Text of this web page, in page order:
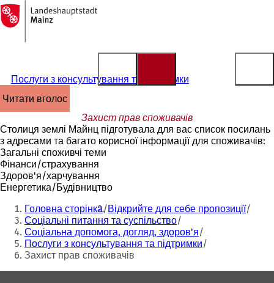
Перейти до змісту
На
головну
сторінку
Послуги з консультування та підтримки
читати вголос
Захист прав споживачів
Столиця землі Майнц підготувала для вас список посилань
з адресами та багато корисної інформації для споживачів:
Загальні споживчі теми
Фінанси/страхування
Здоров'я/харчування
Енергетика/Будівництво
Ти
тут:
Головна сторінка Відкрийте для себе пропозиції
Соціальні питання та суспільство
Соціальна допомога, догляд, здоров'я
Послуги з консультування та підтримки
Захист прав споживачів